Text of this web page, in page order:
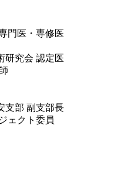
⾨医・専修医
研究会 認定医
⽀部 副⽀部⻑
ェクト委員